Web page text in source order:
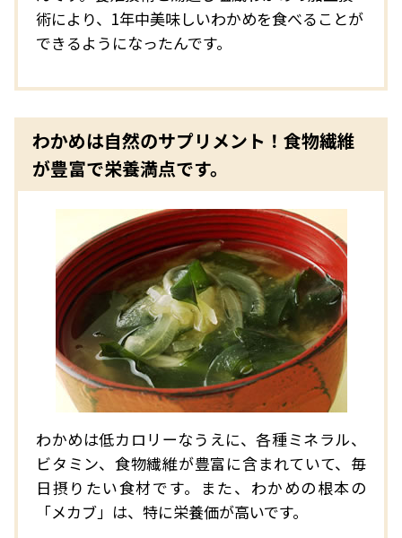
術により、1年中美味しいわかめを食べることが
できるようになったんです。
わかめは自然のサプリメント！食物繊維
が豊富で栄養満点です。
わかめは低カロリーなうえに、各種ミネラル、
ビタミン、食物繊維が豊富に含まれていて、毎
日摂りたい食材です。また、わかめの根本の
「メカブ」は、特に栄養価が高いです。